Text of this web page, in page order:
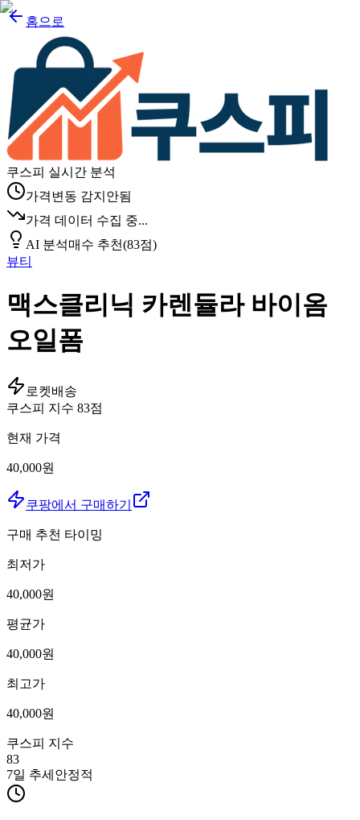
홈으로
쿠스피 실시간 분석
가격변동 감지안됨
가격 데이터 수집 중...
AI 분석매수 추천(83점)
뷰티
맥스클리닉 카렌듈라 바이옴
오일폼
로켓배송
쿠스피 지수 83점
현재 가격
40,000원
쿠팡에서 구매하기
구매 추천 타이밍
최저가
40,000원
평균가
40,000원
최고가
40,000원
쿠스피 지수
83
7일 추세 안정적